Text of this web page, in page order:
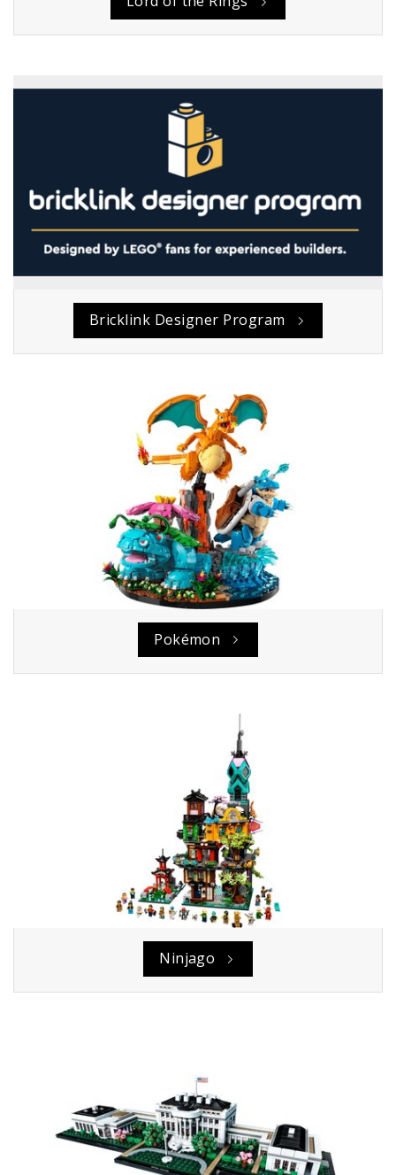
Bricklink Designer Program
Pokémon
Ninjago